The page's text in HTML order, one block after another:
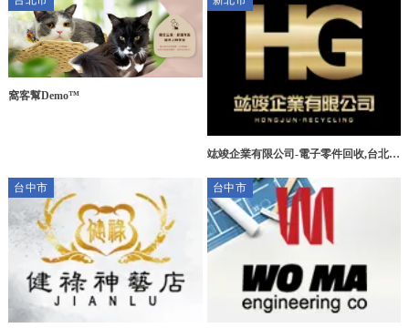
窩客幫Demo™
竑竣企業有限公司-電子零件回收,台北電
電子零件回收
台中市 台中市